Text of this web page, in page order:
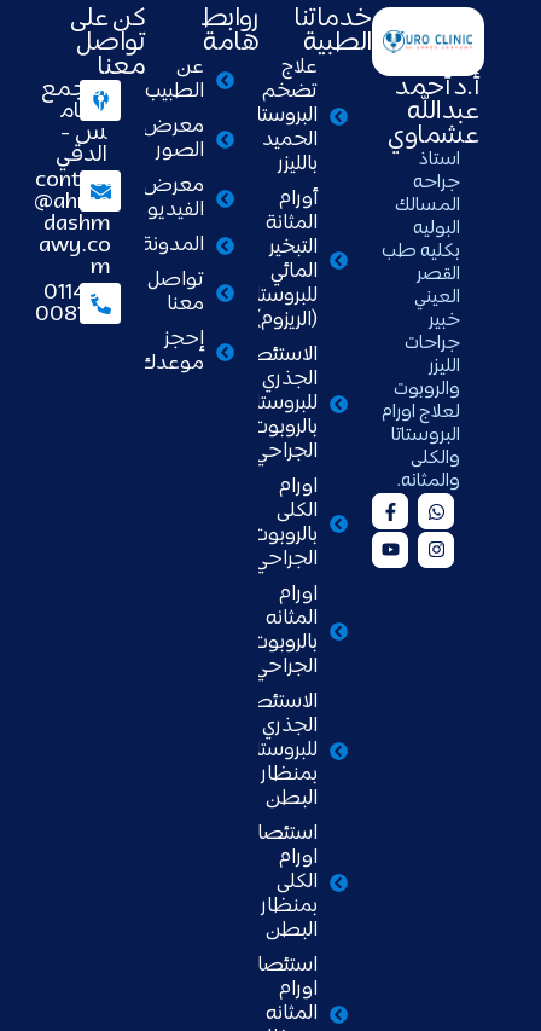
أ.د أحمد
عبدالله
عشماوي
استاذ
جراحه
المسالك
البوليه
بكليه طب
القصر
العيني
خبير
جراحات
الليزر
والروبوت
لعلاج اورام
البروستاتا
والكلى
والمثانه.
خدماتنا
الطبية
علاج
تضخم
البروستاتا
الحميد
بالليزر
أورام
المثانة
التبخير
المائي
للبروستاتا
(الريزوم)
الاستئصال
الجذري
للبروستاتا
بالروبوت
الجراحي
اورام
الكلى
بالروبوت
الجراحي
اورام
المثانه
بالروبوت
الجراحي
الاستئصال
الجذري
للبروستاتا
بمنظار
البطن
استئصال
اورام
الكلى
بمنظار
البطن
استئصال
اورام
المثانه
روابط
هامة
عن
الطبيب
معرض
الصور
معرض
الفيديو
المدونة
تواصل
معنا
إحجز
موعدك
كن على
تواصل
معنا
التجمع
الخام
س -
الدقي
contact
@ahme
dashm
awy.co
m
01148
008111